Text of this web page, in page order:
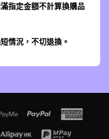
指定金額不計算換購品
情況，不切退換。